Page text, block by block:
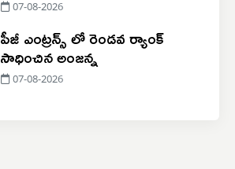
07-08-2026
పీజీ ఎంట్రన్స్ లో రెండవ ర్యాంక్
సాధించిన అంజన్న
07-08-2026